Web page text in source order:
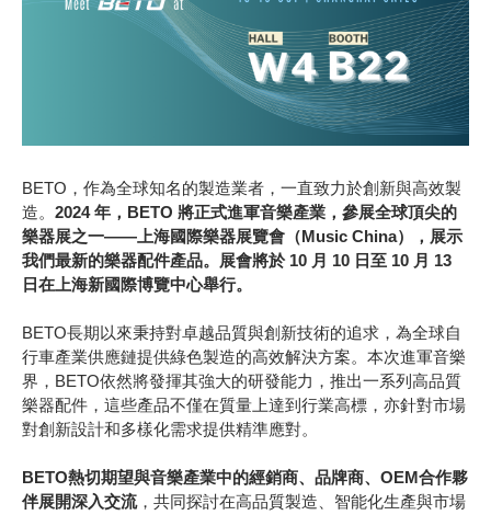
BETO ，作為全球知名的製造業者，一直致力於創新與高效製
造。 2024 年，BETO 將正式進軍音樂產業，參展全球頂尖的
樂器展之一——上海國際樂器展覽會（Music China），展示
我們最新的樂器配件產品。展會將於 10 月 10 日至 10 月 13
日在上海新國際博覽中心舉行。
BETO長期以來秉持對卓越品質與創新技術的追求，為全球自
行車產業供應鏈提供綠色製造的高效解決方案。本次進軍音樂
界，BETO依然將發揮其強大的研發能力，推出一系列高品質
樂器配件，這些產品不僅在質量上達到行業高標，亦針對市場
對創新設計和多樣化需求提供精準應對。
BETO熱切期望與音樂產業中的經銷商、品牌商、OEM合作夥
伴展開深入交流，共同探討在高品質製造、智能化生產與市場